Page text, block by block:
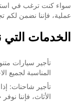
سواء كنت ترغب في
عملية، فإننا نضمن
الخدمات التي
تأجير سيارات
المناسبة لجميع
تأجير شاحنات:
الأثاث، فإننا